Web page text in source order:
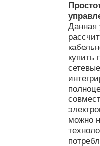
Данная
купить
можно